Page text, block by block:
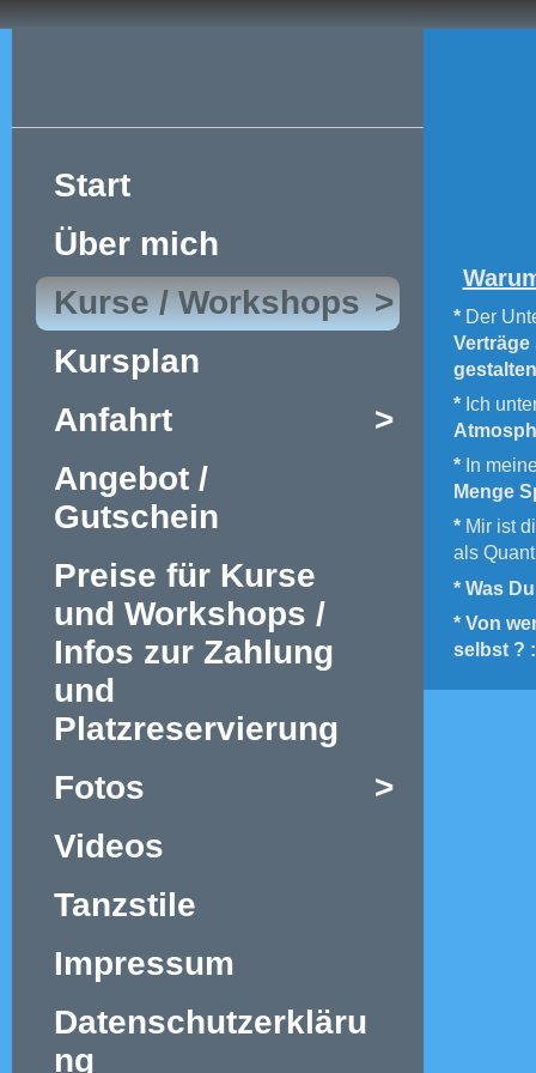
Start
Über mich
>
Kurse / Workshops
Kursplan
>
Anfahrt
Angebot /
Gutschein
Preise für Kurse
und Workshops /
Infos zur Zahlung
und
Platzreservierung
>
Fotos
Videos
Tanzstile
Impressum
Datenschutzerkläru
ng
* Der
Verträge
gestalten
* Ich
* In
Menge
* Mir ist
als
* Was
* Von
selbst ?